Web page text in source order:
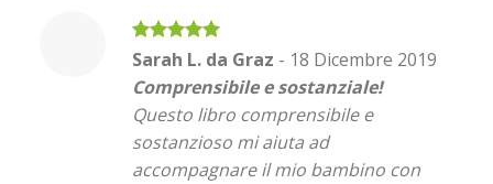
Valutato
Sarah L. da Graz - 18 Dicembre 2019
Comprensibile e sostanziale!
Questo libro comprensibile e
sostanzioso mi aiuta ad
accompagnare il mio bambino con